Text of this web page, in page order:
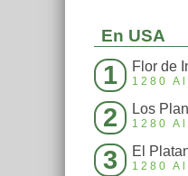
En USA
1 Flor de
1280
2 Los
1280
3 El
1280